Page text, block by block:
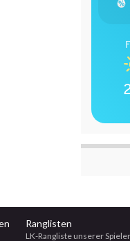
Ranglisten
LK-Rangliste unserer